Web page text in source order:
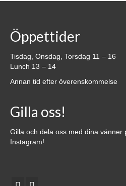
Öppettider
Tisdag, Onsdag, Torsdag 11 – 16
Lunch 13 – 14
Annan tid efter överenskommelse
Gilla oss!
Gilla och dela oss med dina vänner
Instagram!